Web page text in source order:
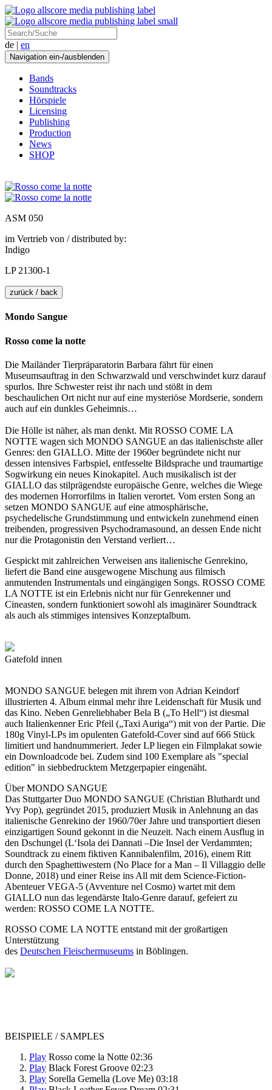
de | en
Navigation ein-/ausblenden
Bands
Soundtracks
Hörspiele
Licensing
Publishing
Production
News
SHOP
ASM 050
im Vertrieb von / distributed by:
Indigo
LP 21300-1
zurück / back
Mondo Sangue
Rosso come la notte
Die Mailänder Tierpräparatorin Barbara fährt für einen
Museumsauftrag in den Schwarzwald und verschwindet kurz darauf
spurlos. Ihre Schwester reist ihr nach und stößt in dem
beschaulichen Ort nicht nur auf eine mysteriöse Mordserie, sondern
auch auf ein dunkles Geheimnis…
Die Hölle ist näher, als man denkt. Mit ROSSO COME LA
NOTTE wagen sich MONDO SANGUE an das italienischste aller
Genres: den GIALLO. Mitte der 1960er begründete nicht nur
dessen intensives Farbspiel, entfesselte Bildsprache und traumartige
Sogwirkung ein neues Kinokapitel. Auch musikalisch ist der
GIALLO das stilprägendste europäische Genre, welches die Wiege
des modernen Horrorfilms in Italien verortet. Vom ersten Song an
setzen MONDO SANGUE auf eine atmosphärische,
psychedelische Grundstimmung und entwickeln zunehmend einen
treibenden, progressiven Psychodramasound, an dessen Ende nicht
nur die Protagonistin den Verstand verliert…
Gespickt mit zahlreichen Verweisen ans italienische Genrekino,
liefert die Band eine ausgewogene Mischung aus filmisch
anmutenden Instrumentals und eingängigen Songs. ROSSO COME
LA NOTTE ist ein Erlebnis nicht nur für Genrekenner und
Cineasten, sondern funktioniert sowohl als imaginärer Soundtrack
als auch als stimmiges intensives Konzeptalbum.
Gatefold innen
MONDO SANGUE belegen mit ihrem von Adrian Keindorf
illustrierten 4. Album einmal mehr ihre Leidenschaft für Musik und
das Kino. Neben Genreliebhaber Bela B („To Hell“) ist diesmal
auch Italienkenner Eric Pfeil („Taxi Auriga“) mit von der Partie. Die
180g Vinyl-LPs im opulenten Gatefold-Cover sind auf 666 Stück
limitiert und handnummeriert. Jeder LP liegen ein Filmplakat sowie
ein Downloadcode bei. Zudem sind 100 Exemplare als "special
edition" in siebbedrucktem Metzgerpapier eingenäht.
Über MONDO SANGUE
Das Stuttgarter Duo MONDO SANGUE (Christian Bluthardt und
Yvy Pop), gegründet 2015, produziert Musik in Anlehnung an das
italienische Genrekino der 1960/70er Jahre und transportiert diesen
einzigartigen Sound gekonnt in die Neuzeit. Nach einem Ausflug in
den Dschungel (L‘Isola dei Dannati –Die Insel der Verdammten;
Soundtrack zu einem fiktiven Kannibalenfilm, 2016), einem Ritt
durch den Spaghettiwestern (No Place for a Man – Il Villaggio delle
Donne, 2018) und einer Reise ins All mit dem Science-Fiction-
Abenteuer VEGA-5 (Avventure nel Cosmo) wartet mit dem
GIALLO nun das legendärste Italo-Genre darauf, gefeiert zu
werden: ROSSO COME LA NOTTE.
ROSSO COME LA NOTTE entstand mit der großartigen
Unterstützung
des Deutschen Fleischermuseums in Böblingen.
BEISPIELE / SAMPLES
Play Rosso come la Notte 02:36
Play Black Forest Groove 02:23
Play Sorella Gemella (Love Me) 03:18